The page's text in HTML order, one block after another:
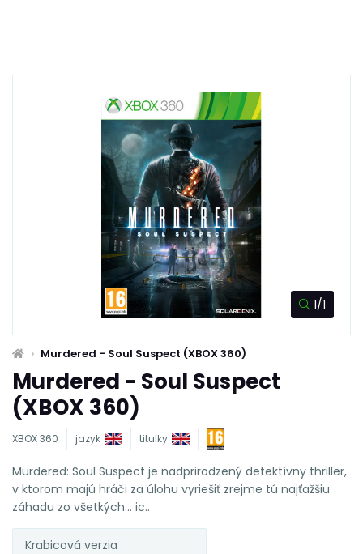
1/1
Murdered - Soul Suspect (XBOX 360)
Murdered - Soul Suspect
(XBOX 360)
XBOX 360 jazyk titulky
Murdered: Soul Suspect je nadprirodzený detektívny thriller,
v ktorom majú hráči za úlohu vyriešiť zrejme tú najťažšiu
záhadu zo všetkých... ic..
Krabicová verzia